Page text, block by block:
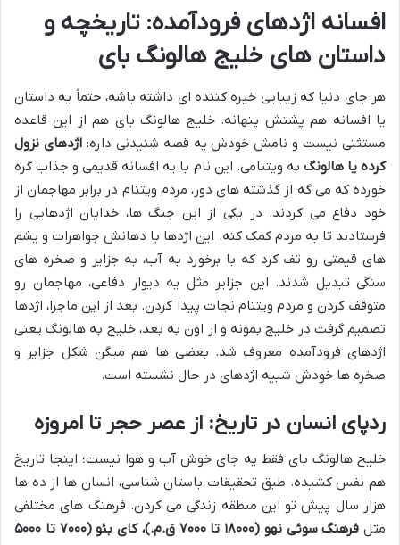
افسانه اژدهای فرودآمده: تاریخچه و
داستان های خلیج هالونگ بای
هر جای دنیا که زیبایی خیره کننده ای داشته باشه، حتماً یه داستان
یا افسانه هم پشتش پنهانه. خلیج هالونگ بای هم از این قاعده
مستثنی نیست و نامش خودش یه قصه شنیدنی داره:اژدهای نزول
کرده یا هالونگ به ویتنامی. این نام با یه افسانه قدیمی و جذاب گره
خورده که می گه از گذشته های دور، مردم ویتنام در برابر مهاجمان از
خود دفاع می کردند. در یکی از این جنگ ها، خدایان اژدهایی را
فرستادند تا به مردم کمک کنه. این اژدها با دهانش جواهرات و یشم
های قیمتی رو تف کرد که با برخورد به آب، به جزایر و صخره های
سنگی تبدیل شدند. این جزایر مثل یه دیوار دفاعی، مهاجمان رو
متوقف کردن و مردم ویتنام نجات پیدا کردن. بعد از این ماجرا، اژدها
تصمیم گرفت در خلیج بمونه و از اون به بعد، خلیج به هالونگ یعنی
اژدهای فرودآمده معروف شد. بعضی ها هم میگن شکل جزایر و
صخره ها خودش شبیه اژدهای در حال نشسته است.
ردپای انسان در تاریخ: از عصر حجر تا امروزه
خلیج هالونگ بای فقط یه جای خوش آب و هوا نیست؛ اینجا تاریخ
هم نفس کشیده. طبق تحقیقات باستان شناسی، انسان ها از ده ها
هزار سال پیش تو این منطقه زندگی می کردن. فرهنگ های مختلفی
مثل
فرهنگ سوئی نهو (۱۸۰۰۰ تا ۷۰۰۰ ق.م.)، کای بئو (۷۰۰۰ تا ۵۰۰۰